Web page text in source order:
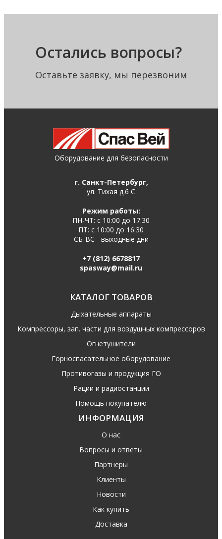
Остались вопросы?
Оставьте заявку, мы перезвоним
Оборудование для безопасности
г. Санкт-Петербург,
ул. Тихая д.6 С
Режим работы:
ПН-ЧТ: с 10:00 до 17:30
ПТ: с 10:00 до 16:30
СБ-ВС - выходные дни
+7 (812) 6678817
spasway@mail.ru
КАТАЛОГ ТОВАРОВ
Дыхательные аппараты
Компрессоры, зап. части для воздушных компрессоров
Огнетушители
Горноспасательное оборудование
Противогазы и продукция ГО
Рации и радиостанции
Помощь покупателю
ИНФОРМАЦИЯ
О нас
Вопросы и ответы
Партнеры
Клиенты
Новости
Как купить
Доставка